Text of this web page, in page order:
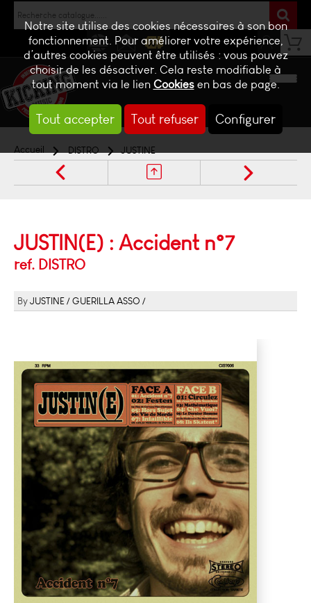
Notre site utilise des cookies nécessaires à son bon
fonctionnement. Pour améliorer votre expérience,
d’autres cookies peuvent être utilisés : vous pouvez
choisir de les désactiver. Cela reste modifiable à
tout moment via le lienCookiesen bas de page.
Tout accepter Tout refuser Configurer
NEWS CONTACTBILLETTERIE
Accueil DISTRO JUSTINE
JUSTIN(E) : Accident n°7
ref. DISTRO
JUSTINE GUERILLA ASSO